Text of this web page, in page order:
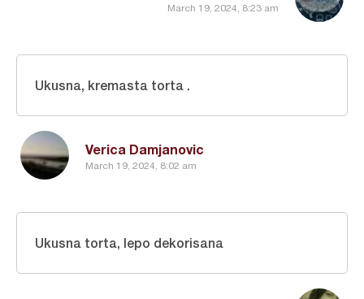
March 19, 2024, 8:23 am
Verica Damjanovic
March 19, 2024, 8:02 am
Ukusna, kremasta torta .
Ukusna torta, lepo dekorisana